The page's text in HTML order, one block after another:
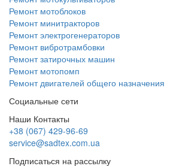
Ремонт мотоблоков
Ремонт минитракторов
Ремонт электрогенераторов
Ремонт вибротрамбовки
Ремонт затирочных машин
Ремонт мотопомп
Ремонт двигателей общего назначения
Социальные сети
Наши Контакты
+38 (067) 429-96-69
service@sadtex.com.ua
Подписаться на рассылку